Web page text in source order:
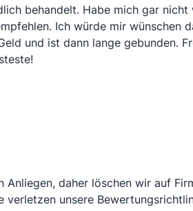
behandelt. Habe mich gar
Ich würde mir wünschen
und ist dann lange gebunden.
Anliegen, daher löschen wir auf
verletzen unsere